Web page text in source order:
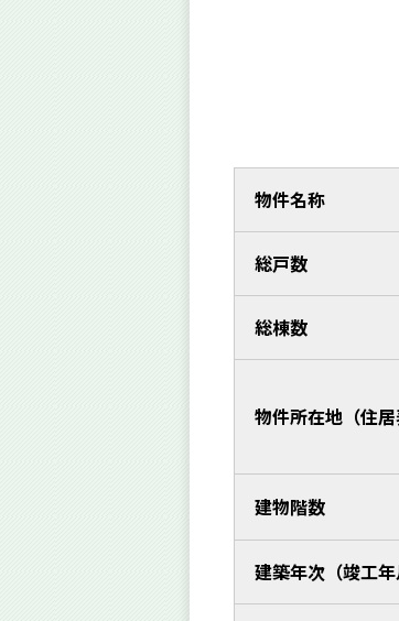
物件名称
総戸数
総棟数
物件所在地（住居
建物階数
建築年次（竣工年